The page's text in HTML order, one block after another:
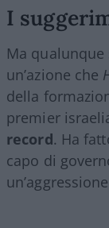
I
Ma
un’azione che
della
premier
record. Ha
capo di